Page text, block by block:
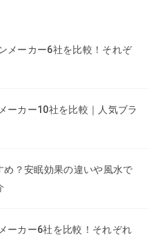
メーカー6社を比較！それぞ
ーカー10社を比較｜人気ブラ
？安眠効果の違いや風水で
ーカー6社を比較！それぞれ